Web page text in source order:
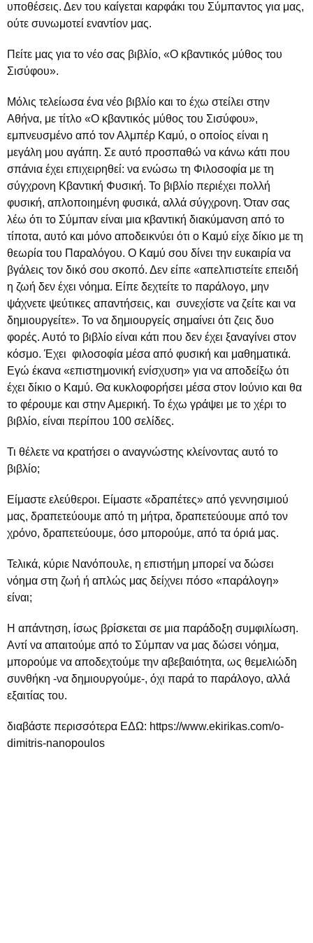
υποθέσεις. Δεν του καίγεται καρφάκι του Σύμπαντος για μας,
ούτε συνωμοτεί εναντίον μας.
Πείτε μας για το νέο σας βιβλίο, «Ο κβαντικός μύθος του
Σισύφου».
Μόλις τελείωσα ένα νέο βιβλίο και το έχω στείλει στην
Αθήνα, με τίτλο «Ο κβαντικός μύθος του Σισύφου»,
εμπνευσμένο από τον Αλμπέρ Καμύ, ο οποίος είναι η
μεγάλη μου αγάπη. Σε αυτό προσπαθώ να κάνω κάτι που
σπάνια έχει επιχειρηθεί: να ενώσω τη Φιλοσοφία με τη
σύγχρονη Κβαντική Φυσική. Το βιβλίο περιέχει πολλή
φυσική, απλοποιημένη φυσικά, αλλά σύγχρονη. Όταν σας
λέω ότι το Σύμπαν είναι μια κβαντική διακύμανση από το
τίποτα, αυτό και μόνο αποδεικνύει ότι ο Καμύ είχε δίκιο με τη
θεωρία του Παραλόγου. Ο Καμύ σου δίνει την ευκαιρία να
βγάλεις τον δικό σου σκοπό. Δεν είπε «απελπιστείτε επειδή
η ζωή δεν έχει νόημα. Είπε δεχτείτε το παράλογο, μην
ψάχνετε ψεύτικες απαντήσεις, και συνεχίστε να ζείτε και να
δημιουργείτε». Το να δημιουργείς σημαίνει ότι ζεις δυο
φορές. Αυτό το βιβλίο είναι κάτι που δεν έχει ξαναγίνει στον
κόσμο. Έχει φιλοσοφία μέσα από φυσική και μαθηματικά.
Εγώ έκανα «επιστημονική ενίσχυση» για να αποδείξω ότι
έχει δίκιο ο Καμύ. Θα κυκλοφορήσει μέσα στον Ιούνιο και θα
το φέρουμε και στην Αμερική. Το έχω γράψει με το χέρι το
βιβλίο, είναι περίπου 100 σελίδες.
Τι θέλετε να κρατήσει ο αναγνώστης κλείνοντας αυτό το
βιβλίο;
Είμαστε ελεύθεροι. Είμαστε «δραπέτες» από γεννησιμιού
μας, δραπετεύουμε από τη μήτρα, δραπετεύουμε από τον
χρόνο, δραπετεύουμε, όσο μπορούμε, από τα όριά μας.
Τελικά, κύριε Νανόπουλε, η επιστήμη μπορεί να δώσει
νόημα στη ζωή ή απλώς μας δείχνει πόσο «παράλογη»
είναι;
Η απάντηση, ίσως βρίσκεται σε μια παράδοξη συμφιλίωση.
Αντί να απαιτούμε από το Σύμπαν να μας δώσει νόημα,
μπορούμε να αποδεχτούμε την αβεβαιότητα, ως θεμελιώδη
συνθήκη -να δημιουργούμε-, όχι παρά το παράλογο, αλλά
εξαιτίας του.
διαβάστε περισσότερα ΕΔΩ: https://www.ekirikas.com/o-
dimitris-nanopoulos